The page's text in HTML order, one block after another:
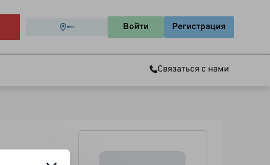
Войти Регистрация
Связаться с нами